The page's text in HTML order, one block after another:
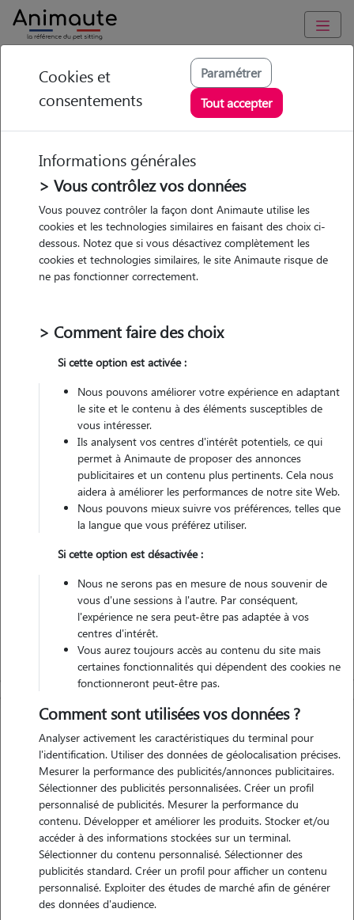
Animaute Ile-de-France Paris 10e Arrondissement
Rafaël - Petsitter à
PARIS 10
5/5 (4 avis)
• 26 ans
chez le Pet Sitter
Pas d'animaux Appartement
Non véhiculé
Gardes réalisées
Contacter
L'envoi d'une demande est sans engagement
Motivation
bonjour, je m'appelle rafaël je suis étudiant. je souhaiterais garder des
chats car les miens sont restés chez mes parents et cela me manque
d'en avoir. je vis dans un appartement de 38 m2 bien agencé.
Cookies et
consentements
Paramétrer
Tout accepter
Informations générales
> Vous contrôlez vos données
Vous pouvez contrôler la façon dont Animaute utilise les
cookies et les technologies similaires en faisant des choix ci-
dessous. Notez que si vous désactivez complètement les
cookies et technologies similaires, le site Animaute risque de
ne pas fonctionner correctement.
> Comment faire des choix
Si cette option est activée :
Nous pouvons améliorer votre expérience en adaptant
le site et le contenu à des éléments susceptibles de
vous intéresser.
Ils analysent vos centres d'intérêt potentiels, ce qui
permet à Animaute de proposer des annonces
publicitaires et un contenu plus pertinents. Cela nous
aidera à améliorer les performances de notre site Web.
Nous pouvons mieux suivre vos préférences, telles que
la langue que vous préférez utiliser.
Si cette option est désactivée :
Nous ne serons pas en mesure de nous souvenir de
vous d'une sessions à l'autre. Par conséquent,
l'expérience ne sera peut-être pas adaptée à vos
centres d'intérêt.
Vous aurez toujours accès au contenu du site mais
certaines fonctionnalités qui dépendent des cookies ne
fonctionneront peut-être pas.
Comment sont utilisées vos données ?
Analyser activement les caractéristiques du terminal pour
l'identification. Utiliser des données de géolocalisation précises.
Mesurer la performance des publicités/annonces publicitaires.
Sélectionner des publicités personnalisées. Créer un profil
personnalisé de publicités. Mesurer la performance du
contenu. Développer et améliorer les produits. Stocker et/ou
accéder à des informations stockées sur un terminal.
Sélectionner du contenu personnalisé. Sélectionner des
publicités standard. Créer un profil pour afficher un contenu
personnalisé. Exploiter des études de marché afin de générer
des données d'audience.